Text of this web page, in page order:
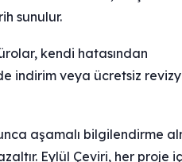
sunulur.
kendi hatasından
indirim veya ücretsiz
aşamalı bilgilendirme
Eylül Çeviri, her proje